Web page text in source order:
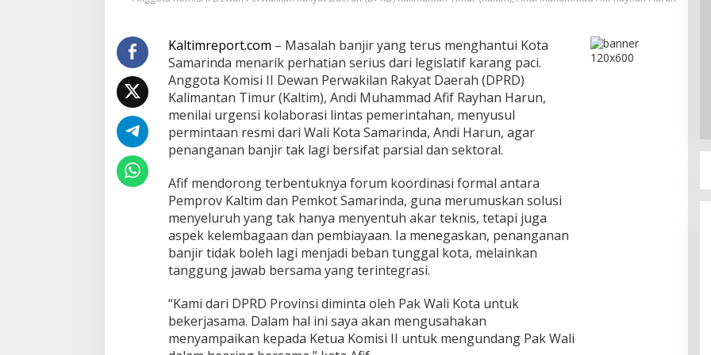
r
l
u
s
i
n
e
r
a
s
p
e
m
p
o
v
d
a
Kaltimreport.com – Masalah banjir yang terus menghantui Kota
Samarinda menarik perhatian serius dari legislatif karang paci.
Anggota Komisi II Dewan Perwakilan Rakyat Daerah (DPRD)
Kalimantan Timur (Kaltim), Andi Muhammad Afif Rayhan Harun,
menilai urgensi kolaborasi lintas pemerintahan, menyusul
permintaan resmi dari Wali Kota Samarinda, Andi Harun, agar
penanganan banjir tak lagi bersifat parsial dan sektoral.
Afif mendorong terbentuknya forum koordinasi formal antara
Pemprov Kaltim dan Pemkot Samarinda, guna merumuskan solusi
menyeluruh yang tak hanya menyentuh akar teknis, tetapi juga
aspek kelembagaan dan pembiayaan. Ia menegaskan, penanganan
banjir tidak boleh lagi menjadi beban tunggal kota, melainkan
tanggung jawab bersama yang terintegrasi.
“Kami dari DPRD Provinsi diminta oleh Pak Wali Kota untuk
bekerjasama. Dalam hal ini saya akan mengusahakan
menyampaikan kepada Ketua Komisi II untuk mengundang Pak Wali